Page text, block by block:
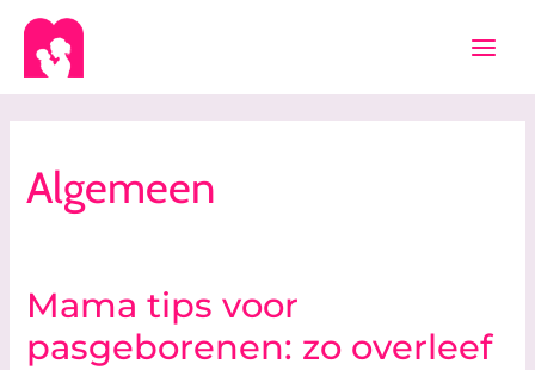
inhoud
Algemeen
Mama tips voor
pasgeborenen: zo overleef
Mama
voor